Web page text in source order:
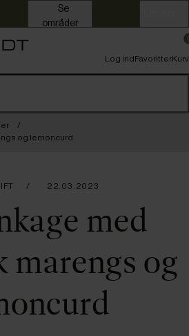
områder
Log indFavoritterKurv
og lemoncurd
22.03.2023
med
marengs og